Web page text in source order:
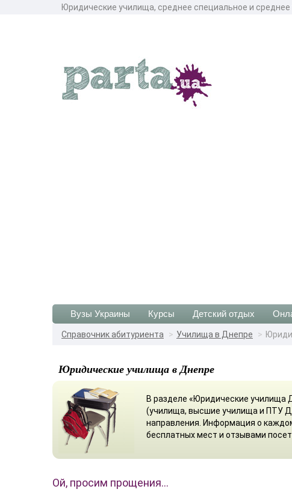
Юридические училища, среднее специальное и
Вузы Украины Курсы Детский отдых
Справочник абитуриента Училища в Днепре
Юридические училища в Днепре
В разделе «Юридические училища
(училища, высшие училища и ПТУ
направления. Информация о
бесплатных мест и отзывами
Ой, просим прощения…